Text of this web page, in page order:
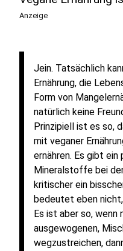
Anzeige
Jein. Tatsächlich
Ernährung, die
Form von
natürlich keine
Prinzipiell ist es so,
mit veganer
ernähren. Es gibt ein
Mineralstoffe bei
kritischer ein
bedeutet eben
Es ist aber so, wenn
ausgewogenen,
wegzustreichen,